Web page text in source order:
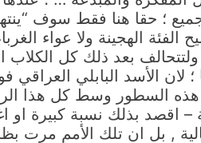
؛ حقا هنا فقط سوف
الهجينة ولا عواء
ولتتحالف بعد ذلك كل
الأسد البابلي العراقي
هذه السطور وسط كل هذا
– اقصد بذلك نسبة كبيرة
, بل ان تلك الأمم مرت